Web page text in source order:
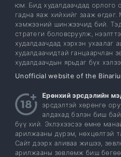
юм. Бид худалдаачдад орлого
гадна яаж хийхийг зааж
хэмжээний шинжээчид бий.
стратеги боловсруулж,
худалдаачдад хэрхэн ухаалаг
худалдаачидтай ганцаарчлан
худалдаачдын ярьдаг бүх
Unofficial website of the
Ерөнхий эрсдэлийн
эрсдэлтэй хөрөнгө
алдахад бэлэн биш
бүү хий. Эхлэхээсээ өмнө
арилжааны дүрэм, нөхцөлтэй
Сайт дээрх аливаа жишээ,
арилжааны зөвлөмж биш